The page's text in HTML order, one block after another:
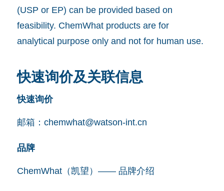
(USP or EP) can be provided based on
feasibility. ChemWhat products are for
analytical purpose only and not for human use.
快速询价及关联信息
快速询价
邮箱： chemwhat@watson-int.cn
品牌
ChemWhat（凯望）—— 品牌介绍